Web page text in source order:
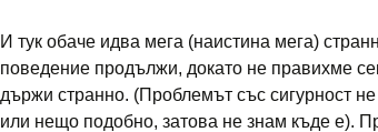
И тук обаче идва мега (наистина мега)
поведение продължи, докато не правихме
държи странно. (Проблемът със сигурност
или нещо подобно, затова не знам къде е).